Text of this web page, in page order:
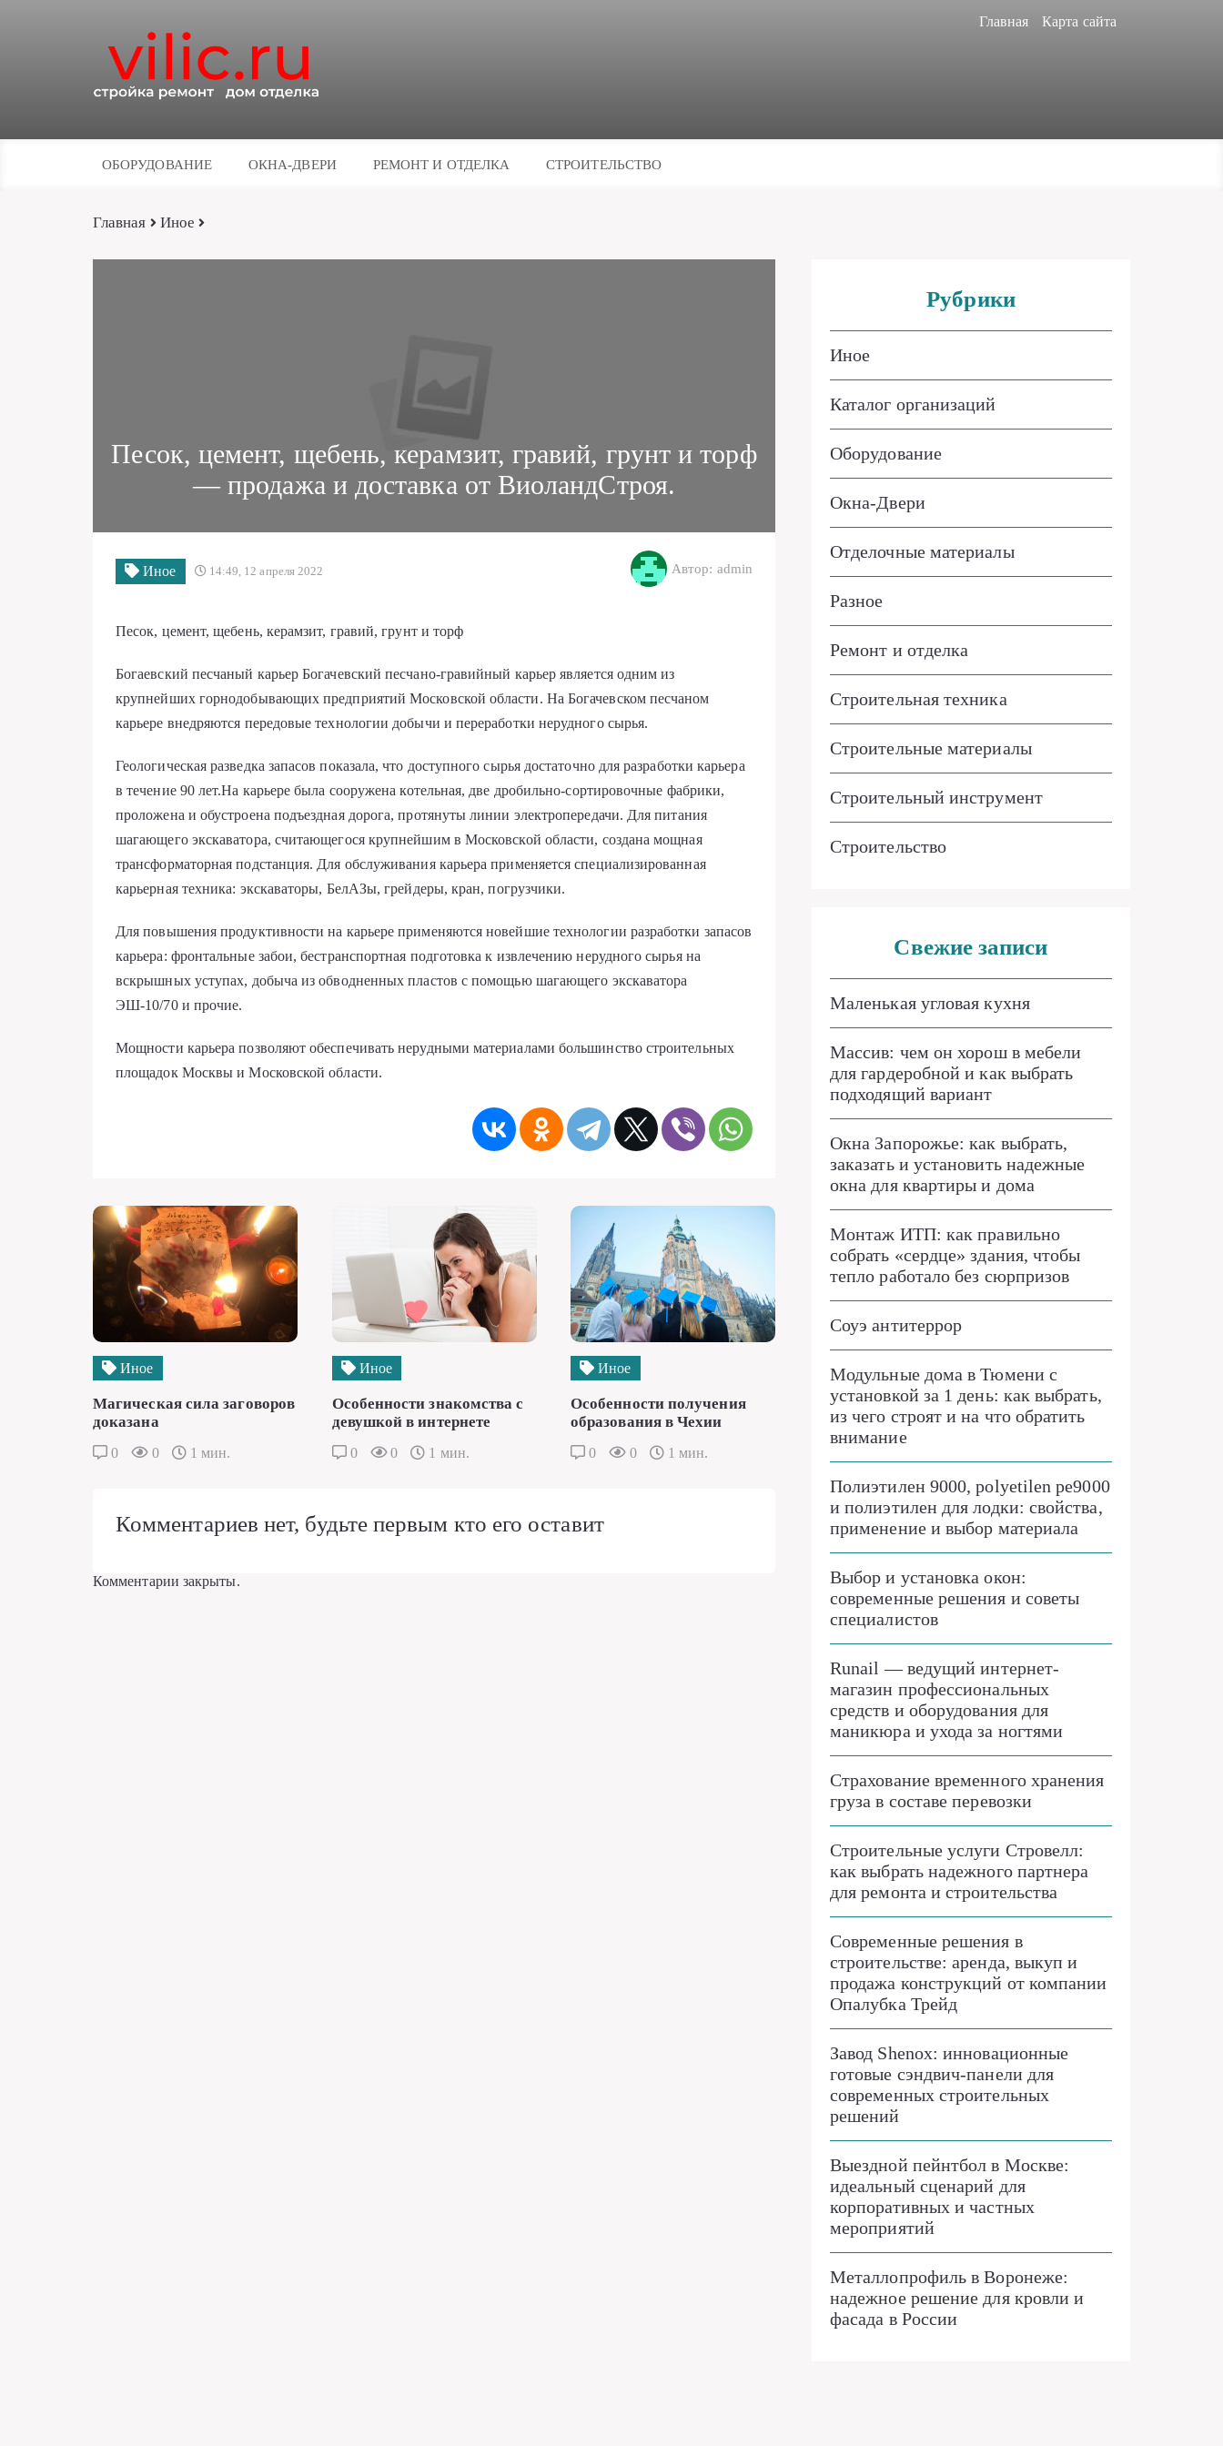
Главная Карта сайта
ОБОРУДОВАНИЕ ОКНА-ДВЕРИ РЕМОНТ И ОТДЕЛКА СТРОИТЕЛЬСТВО
Главная Иное
Песок, цемент, щебень, керамзит, гравий, грунт и торф
— продажа и доставка от ВиоландСтроя.
Иное 14:49, 12 апреля 2022 Автор: admin
Песок, цемент, щебень, керамзит, гравий, грунт и торф
Богаевский песчаный карьер Богачевский песчано-гравийный карьер является одним из
крупнейших горнодобывающих предприятий Московской области. На Богачевском песчаном
карьере внедряются передовые технологии добычи и переработки нерудного сырья.
Геологическая разведка запасов показала, что доступного сырья достаточно для разработки карьера
в течение 90 лет.На карьере была сооружена котельная, две дробильно-сортировочные фабрики,
проложена и обустроена подъездная дорога, протянуты линии электропередачи. Для питания
шагающего экскаватора, считающегося крупнейшим в Московской области, создана мощная
трансформаторная подстанция. Для обслуживания карьера применяется специализированная
карьерная техника: экскаваторы, БелАЗы, грейдеры, кран, погрузчики.
Для повышения продуктивности на карьере применяются новейшие технологии разработки запасов
карьера: фронтальные забои, бестранспортная подготовка к извлечению нерудного сырья на
вскрышных уступах, добыча из обводненных пластов с помощью шагающего экскаватора
ЭШ-10/70 и прочие.
Мощности карьера позволяют обеспечивать нерудными материалами большинство строительных
площадок Москвы и Московской области.
Иное
Магическая сила заговоров
доказана
0 0 1 мин.
Иное
Особенности знакомства с
девушкой в интернете
0 0 1 мин.
Иное
Особенности получения
образования в Чехии
0 0 1 мин.
Комментариев нет, будьте первым кто его оставит
Комментарии закрыты.
Рубрики
Иное
Каталог организаций
Оборудование
Окна-Двери
Отделочные материалы
Разное
Ремонт и отделка
Строительная техника
Строительные материалы
Строительный инструмент
Строительство
Свежие записи
Маленькая угловая кухня
Массив: чем он хорош в мебели
для гардеробной и как выбрать
подходящий вариант
Окна Запорожье: как выбрать,
заказать и установить надежные
окна для квартиры и дома
Монтаж ИТП: как правильно
собрать «сердце» здания, чтобы
тепло работало без сюрпризов
Соуэ антитеррор
Модульные дома в Тюмени с
установкой за 1 день: как выбрать,
из чего строят и на что обратить
внимание
Полиэтилен 9000, polyetilen pe9000
и полиэтилен для лодки: свойства,
применение и выбор материала
Выбор и установка окон:
современные решения и советы
специалистов
Runail — ведущий интернет-
магазин профессиональных
средств и оборудования для
маникюра и ухода за ногтями
Страхование временного хранения
груза в составе перевозки
Строительные услуги Стровелл:
как выбрать надежного партнера
для ремонта и строительства
Современные решения в
строительстве: аренда, выкуп и
продажа конструкций от компании
Опалубка Трейд
Завод Shenox: инновационные
готовые сэндвич-панели для
современных строительных
решений
Выездной пейнтбол в Москве:
идеальный сценарий для
корпоративных и частных
мероприятий
Металлопрофиль в Воронеже:
надежное решение для кровли и
фасада в России